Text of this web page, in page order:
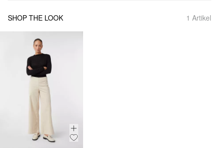
SHOP THE LOOK 1 Artikel